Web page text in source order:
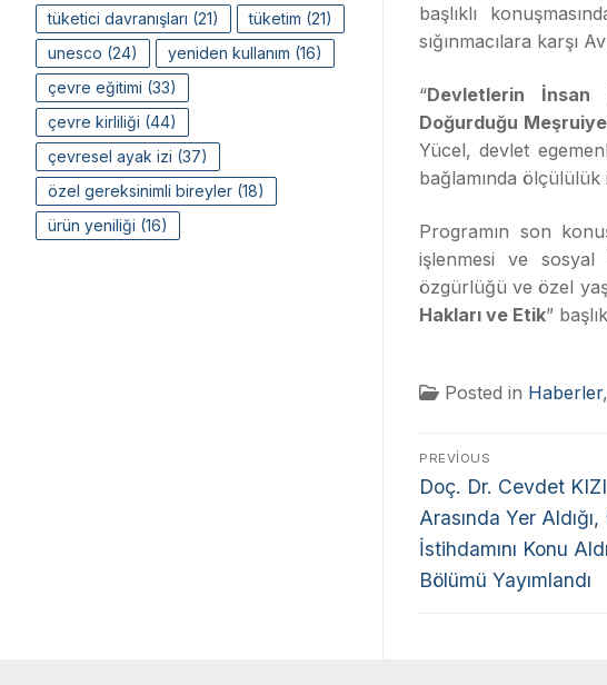
başlıklı
sığınmacılara karşı
“Devletlerin İnsan
Doğurduğu
Yücel, devlet
bağlamında ölçülülük
Programın son
işlenmesi ve sosyal
özgürlüğü ve özel
Hakları ve Etik”
Posted in Haberler,
PREVIOUS
Doç. Dr. Cevdet
Arasında Yer Aldığı,
İstihdamını Konu
Bölümü Yayımlandı
tüketici davranışları (21) tüketim (21)
unesco (24) yeniden kullanım (16)
çevre eğitimi (33)
çevre kirliliği (44)
çevresel ayak izi (37)
özel gereksinimli bireyler (18)
ürün yeniliği (16)